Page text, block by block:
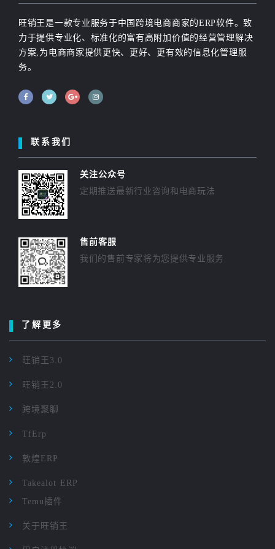
旺销王是一款专业服务于中国跨境电商商家的ERP软件。致
力于提供专业化、标准化的富有高附加价值的经营管理解决
方案,为电商商家提供更快、更好、更有效的信息化管理服
务。
联系我们
关注公众号
定期推送最新行业咨询和电商玩法
售前客服
我们的售前专家将为您提供专业服务
了解更多
旺销王3.0
旺销王2.0
跨境聚聊
TfErp
敦煌ERP
Takealot ERP
Temu插件
关于旺销王